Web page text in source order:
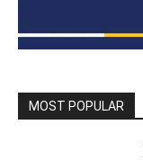
MOST POPULAR